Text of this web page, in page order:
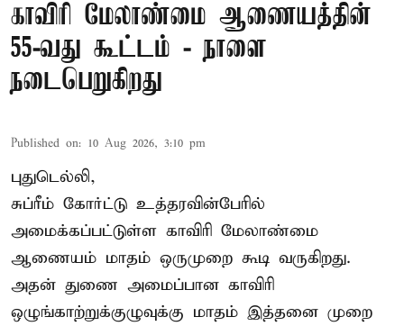
காவிரி மேலாண்மை ஆணையத்தின்
55-வது கூட்டம் - நாளை
நடைபெறுகிறது
Published on: 10 Aug 2026, 3:10 pm
புதுடெல்லி,
சுப்ரீம் கோர்ட்டு உத்தரவின்பேரில்
அமைக்கப்பட்டுள்ள காவிரி மேலாண்மை
ஆணையம் மாதம் ஒருமுறை கூடி வருகிறது.
அதன் துணை அமைப்பான காவிரி
ஒழுங்காற்றுக்குழுவுக்கு மாதம் இத்தனை முறை